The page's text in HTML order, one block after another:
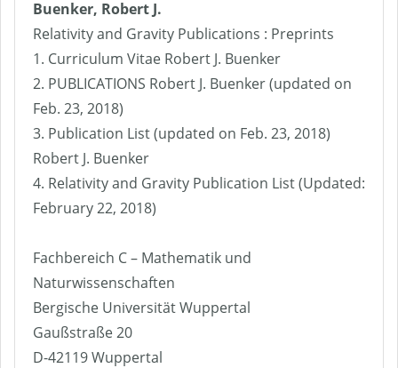
Buenker, Robert J.
Relativity and Gravity Publications : Preprints
1. Curriculum Vitae Robert J. Buenker
2. PUBLICATIONS Robert J. Buenker (updated on
Feb. 23, 2018)
3. Publication List (updated on Feb. 23, 2018)
Robert J. Buenker
4. Relativity and Gravity Publication List (Updated:
February 22, 2018)
Fachbereich C – Mathematik und
Naturwissenschaften
Bergische Universität Wuppertal
Gaußstraße 20
D-42119 Wuppertal